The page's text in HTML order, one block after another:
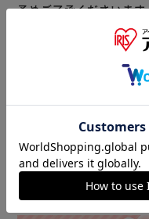
予めご了承くださいま
商品はアイリスプラザ
数量限定商品はご注文
商品情報
▼ 食品